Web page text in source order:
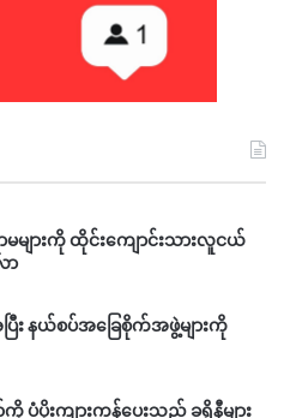
ာမများကို ထိုင်းကျောင်းသားလူငယ်
ာ
ြီး နယ်စပ်အခြေစိုက်အဖွဲ့များကို
ပံ့ပိုးကျားကန်ပေးသည့် ခရိုနီများ